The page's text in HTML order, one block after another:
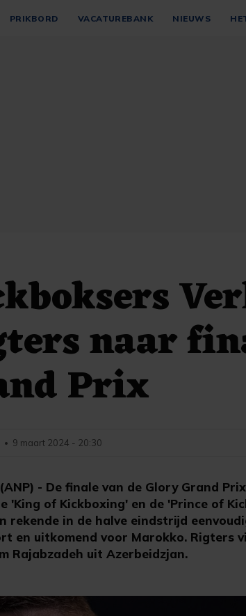
PRIKBORD VACATUREBANK NIEUWS
naar
Prix
(ANP) - De finale van de Glory Grand
'King of Kickboxing' en de 'Prince of
rekende in de halve eindstrijd
en uitkomend voor Marokko. Rigters
Rajabzadeh uit Azerbeidzjan.
• 9 maart 2024 - 20:30